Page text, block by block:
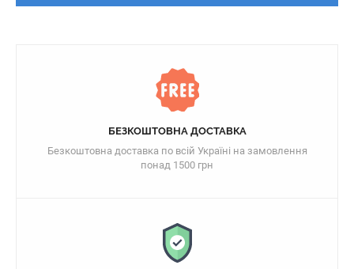
БЕЗКОШТОВНА ДОСТАВКА
Безкоштовна доставка по всій Україні на замовлення
понад 1500 грн